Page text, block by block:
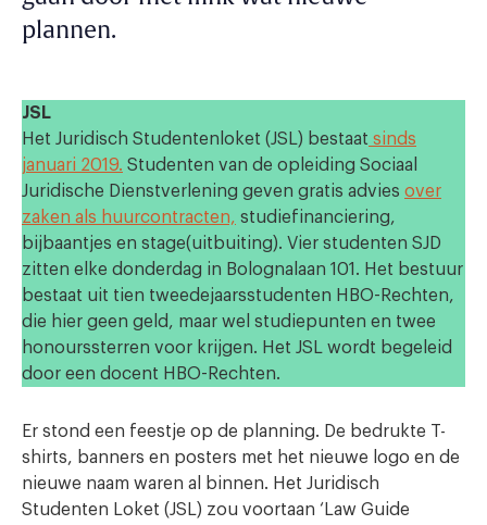
plannen.
JSL
Het Juridisch Studentenloket (JSL) bestaat sinds
januari 2019. Studenten van de opleiding Sociaal
Juridische Dienstverlening geven gratis advies over
zaken als huurcontracten, studiefinanciering,
bijbaantjes en stage(uitbuiting). Vier studenten SJD
zitten elke donderdag in Bolognalaan 101. Het bestuur
bestaat uit tien tweedejaarsstudenten HBO-Rechten,
die hier geen geld, maar wel studiepunten en twee
honourssterren voor krijgen. Het JSL wordt begeleid
door een docent HBO-Rechten.
Er stond een feestje op de planning. De bedrukte T-
shirts, banners en posters met het nieuwe logo en de
nieuwe naam waren al binnen. Het Juridisch
Studenten Loket (JSL) zou voortaan ‘Law Guide